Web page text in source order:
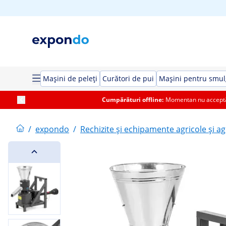
Mașini de peleți Curători de pui Mașini pentru
Cumpărături offline: Momentan nu
/ expondo / Rechizite și echipamente agricole și